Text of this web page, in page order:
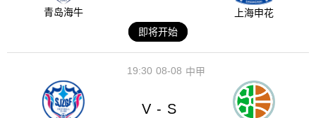
青岛海牛
上海申花
即将开始
08-08
19:30 中甲
V - S